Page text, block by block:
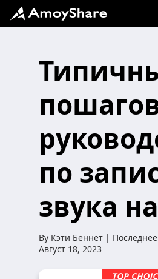
по
звука
By Кэти Беннет |
Август 18, 2023